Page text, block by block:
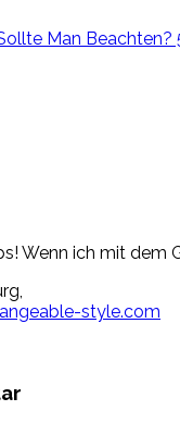
Man Beachten?
Wenn ich mit dem
style.com